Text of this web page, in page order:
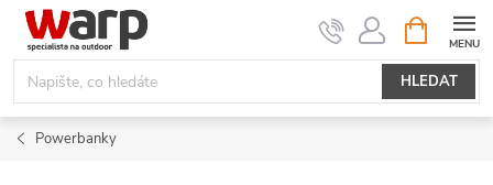
Přejít
obsah
HLEDAT
NÁKUPNÍ
KOŠÍK
Powerbanky